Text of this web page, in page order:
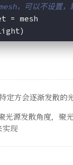
，可以不设置
= mesh
定方会逐渐发散的
光源发散角度，聚
实现